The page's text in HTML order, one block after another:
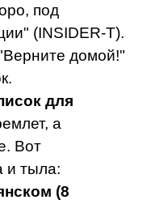
под
(INSIDER-T).
домой!"
для
а
Вот
и тыла:
(8